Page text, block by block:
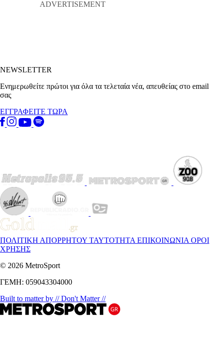
NEWSLETTER
Ενημερωθείτε πρώτοι για όλα τα τελεταία νέα, απευθείας στο email
σας
ΕΓΓΡΑΦΕΙΤΕ ΤΩΡΑ
ΠΟΛΙΤΙΚΗ ΑΠΟΡΡΗΤΟΥ ΤΑΥΤΟΤΗΤΑ ΕΠΙΚΟΙΝΩΝΙΑ ΟΡΟΙ
ΧΡΗΣΗΣ
© 2026 MetroSport
ΓΕΜΗ: 059043304000
Built to matter by // Don't Matter //